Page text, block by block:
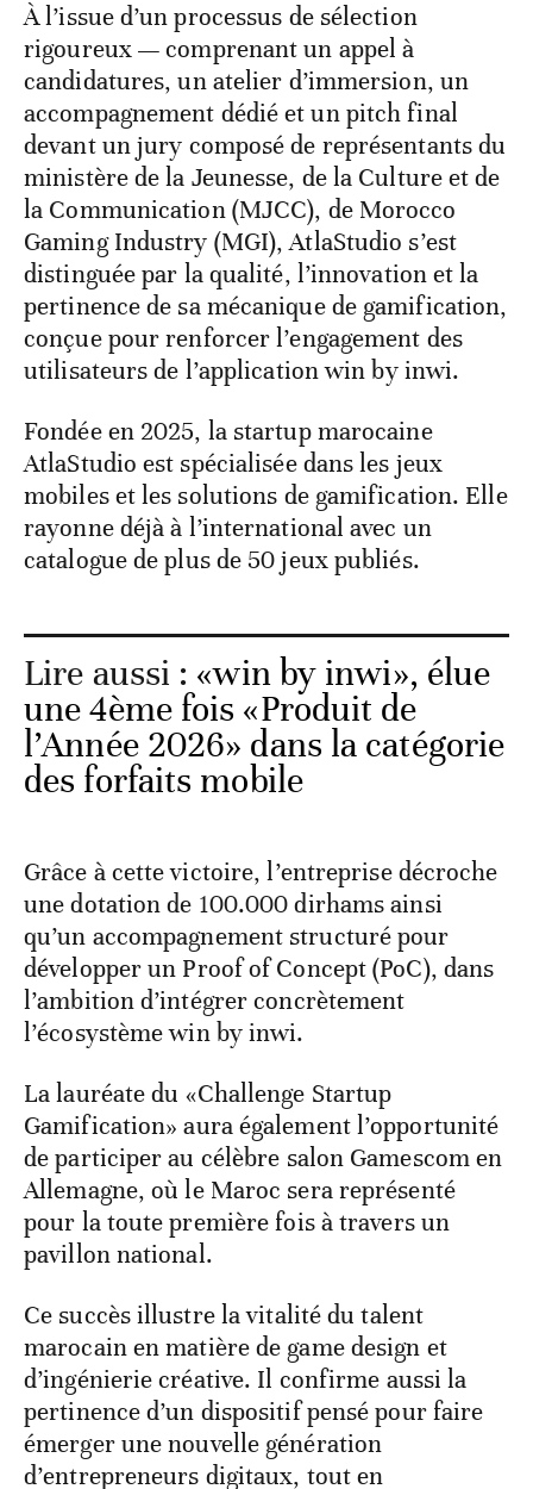
À l’issue d’un processus de sélection
rigoureux — comprenant un appel à
candidatures, un atelier d’immersion, un
accompagnement dédié et un pitch final
devant un jury composé de représentants du
ministère de la Jeunesse, de la Culture et de
la Communication (MJCC), de Morocco
Gaming Industry (MGI), AtlaStudio s’est
distinguée par la qualité, l’innovation et la
pertinence de sa mécanique de gamification,
conçue pour renforcer l’engagement des
utilisateurs de l’application win by inwi.
Fondée en 2025, la startup marocaine
AtlaStudio est spécialisée dans les jeux
mobiles et les solutions de gamification. Elle
rayonne déjà à l’international avec un
catalogue de plus de 50 jeux publiés.
Lire aussi : «win by inwi», élue
une 4ème fois «Produit de
l’Année 2026» dans la catégorie
des forfaits mobile
Grâce à cette victoire, l’entreprise décroche
une dotation de 100.000 dirhams ainsi
qu’un accompagnement structuré pour
développer un Proof of Concept (PoC), dans
l’ambition d’intégrer concrètement
l’écosystème win by inwi.
La lauréate du «Challenge Startup
Gamification» aura également l’opportunité
de participer au célèbre salon Gamescom en
Allemagne, où le Maroc sera représenté
pour la toute première fois à travers un
pavillon national.
Ce succès illustre la vitalité du talent
marocain en matière de game design et
d’ingénierie créative. Il confirme aussi la
pertinence d’un dispositif pensé pour faire
émerger une nouvelle génération
d’entrepreneurs digitaux, tout en